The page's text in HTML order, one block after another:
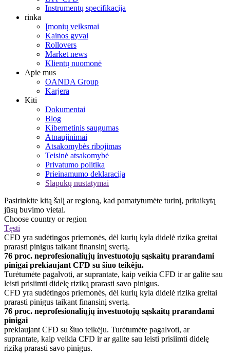
Instrumentų specifikacija
rinka
Įmonių veiksmai
Kainos gyvai
Rollovers
Market news
Klientų nuomonė
Apie mus
OANDA Group
Karjera
Kiti
Dokumentai
Blog
Kibernetinis saugumas
Atnaujinimai
Atsakomybės ribojimas
Teisinė atsakomybė
Privatumo politika
Prieinamumo deklaracija
Slapukų nustatymai
Pasirinkite kitą šalį ar regioną, kad pamatytumėte turinį, pritaikytą
jūsų buvimo vietai.
Choose country or region
Tęsti
CFD yra sudėtingos priemonės, dėl kurių kyla didelė rizika greitai
prarasti pinigus taikant finansinį svertą.
76 proc. neprofesionaliųjų investuotojų sąskaitų prarandami
pinigai prekiaujant CFD su šiuo teikėju.
Turėtumėte pagalvoti, ar suprantate, kaip veikia CFD ir ar galite sau
leisti prisiimti didelę riziką prarasti savo pinigus.
CFD yra sudėtingos priemonės, dėl kurių kyla didelė rizika greitai
prarasti pinigus taikant finansinį svertą.
76 proc. neprofesionaliųjų investuotojų sąskaitų prarandami
pinigai
prekiaujant CFD su šiuo teikėju. Turėtumėte pagalvoti, ar
suprantate, kaip veikia CFD ir ar galite sau leisti prisiimti didelę
riziką prarasti savo pinigus.